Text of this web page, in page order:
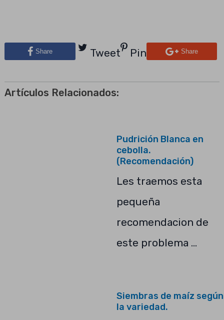
Share Tweet Pin Share
Artículos Relacionados:
Pudrición Blanca en
cebolla.
(Recomendación)
Les traemos esta
pequeña
recomendacion de
este problema …
Siembras de maíz según
la variedad.